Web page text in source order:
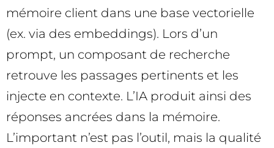
mémoire client dans une base vectorielle
(ex. via des embeddings). Lors d’un
prompt, un composant de recherche
retrouve les passages pertinents et les
injecte en contexte. L’IA produit ainsi des
réponses ancrées dans la mémoire.
L’important n’est pas l’outil, mais la qualité